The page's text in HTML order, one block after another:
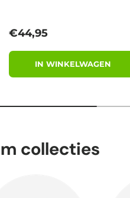
Reguliere prijs
€44,95
IN WINKELWAGEN
collecties